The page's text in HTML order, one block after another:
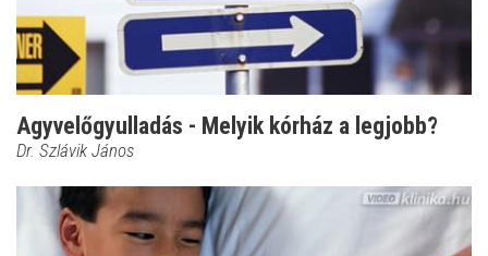
Agyvelőgyulladás - Melyik kórház a legjobb?
Dr. Szlávik János